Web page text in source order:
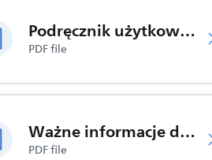
Podręcznik użytkownika
PDF file
Ważne informacje dotyczące bezpieczeństwa
PDF file